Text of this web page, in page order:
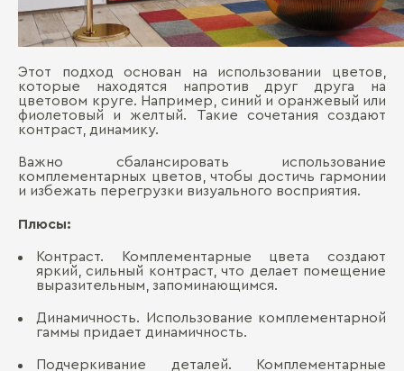
Этот подход основан на использовании цветов,
которые находятся напротив друг друга на
цветовом круге. Например, синий и оранжевый или
фиолетовый и желтый. Такие сочетания создают
контраст, динамику.
Важно сбалансировать использование
комплементарных цветов, чтобы достичь гармонии
и избежать перегрузки визуального восприятия.
Плюсы:
Контраст. Комплементарные цвета создают
яркий, сильный контраст, что делает помещение
выразительным, запоминающимся.
Динамичность. Использование комплементарной
гаммы придает динамичность.
Подчеркивание деталей. Комплементарные